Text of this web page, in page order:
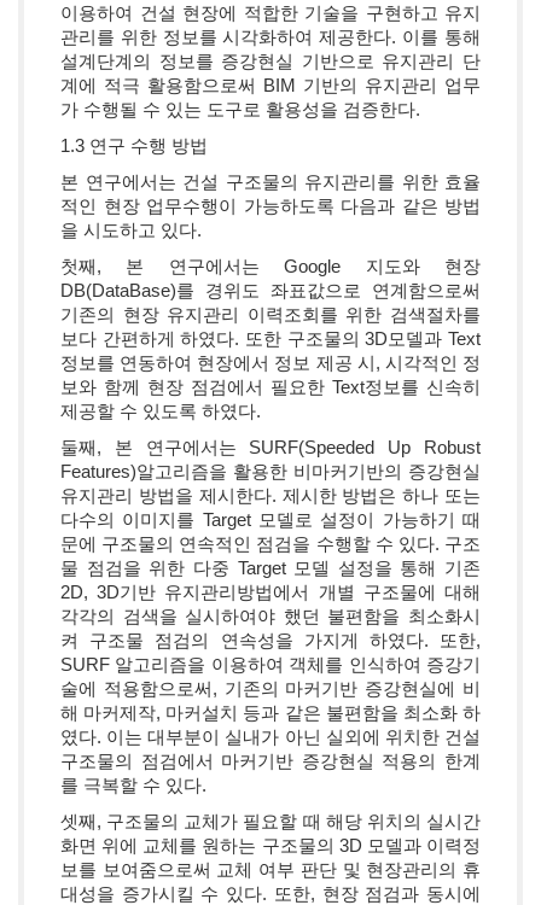
이용하여 건설 현장에 적합한 기술을 구현하고 유지
관리를 위한 정보를 시각화하여 제공한다. 이를 통해
설계단계의 정보를 증강현실 기반으로 유지관리 단
계에 적극 활용함으로써 BIM 기반의 유지관리 업무
가 수행될 수 있는 도구로 활용성을 검증한다.
1.3 연구 수행 방법
본 연구에서는 건설 구조물의 유지관리를 위한 효율
적인 현장 업무수행이 가능하도록 다음과 같은 방법
을 시도하고 있다.
첫째, 본 연구에서는 Google 지도와 현장
DB(DataBase)를 경위도 좌표값으로 연계함으로써
기존의 현장 유지관리 이력조회를 위한 검색절차를
보다 간편하게 하였다. 또한 구조물의 3D모델과 Text
정보를 연동하여 현장에서 정보 제공 시, 시각적인 정
보와 함께 현장 점검에서 필요한 Text정보를 신속히
제공할 수 있도록 하였다.
둘째, 본 연구에서는 SURF(Speeded Up Robust
Features)알고리즘을 활용한 비마커기반의 증강현실
유지관리 방법을 제시한다. 제시한 방법은 하나 또는
다수의 이미지를 Target 모델로 설정이 가능하기 때
문에 구조물의 연속적인 점검을 수행할 수 있다. 구조
물 점검을 위한 다중 Target 모델 설정을 통해 기존
2D, 3D기반 유지관리방법에서 개별 구조물에 대해
각각의 검색을 실시하여야 했던 불편함을 최소화시
켜 구조물 점검의 연속성을 가지게 하였다. 또한,
SURF 알고리즘을 이용하여 객체를 인식하여 증강기
술에 적용함으로써, 기존의 마커기반 증강현실에 비
해 마커제작, 마커설치 등과 같은 불편함을 최소화 하
였다. 이는 대부분이 실내가 아닌 실외에 위치한 건설
구조물의 점검에서 마커기반 증강현실 적용의 한계
를 극복할 수 있다.
셋째, 구조물의 교체가 필요할 때 해당 위치의 실시간
화면 위에 교체를 원하는 구조물의 3D 모델과 이력정
보를 보여줌으로써 교체 여부 판단 및 현장관리의 휴
대성을 증가시킬 수 있다. 또한, 현장 점검과 동시에